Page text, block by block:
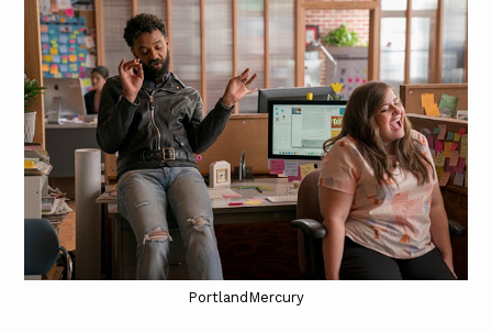
PortlandMercury